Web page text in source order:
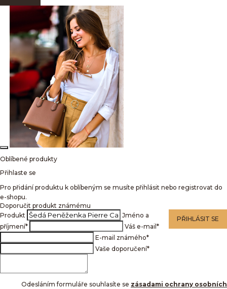
Oblíbené produkty
Přihlaste se
Pro přidání produktu k oblíbeným se musíte přihlásit nebo registrovat do
e-shopu.
PŘIHLÁSIT SE
Doporučit produkt známému
Produkt
Jméno a
příjmení* Váš e-mail *
E-mail známého*
Vaše doporučení*
Odesláním formuláře souhlasíte se zásadami ochrany osobních